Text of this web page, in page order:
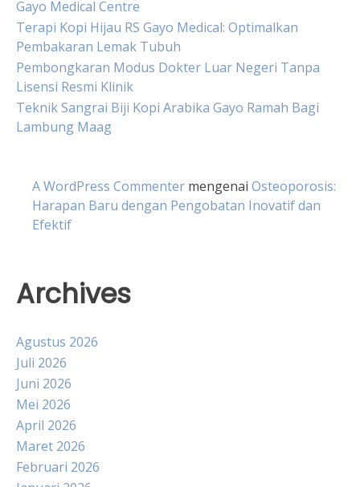
Gayo Medical Centre
Terapi Kopi Hijau RS Gayo Medical: Optimalkan
Pembakaran Lemak Tubuh
Pembongkaran Modus Dokter Luar Negeri Tanpa
Lisensi Resmi Klinik
Teknik Sangrai Biji Kopi Arabika Gayo Ramah Bagi
Lambung Maag
A WordPress Commenter mengenai Osteoporosis:
Harapan Baru dengan Pengobatan Inovatif dan
Efektif
Archives
Agustus 2026
Juli 2026
Juni 2026
Mei 2026
April 2026
Maret 2026
Februari 2026